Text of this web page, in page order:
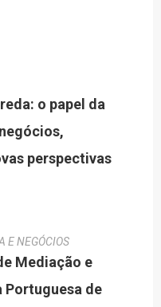
o papel da
perspectivas
E NEGÓCIOS
Mediação e
Portuguesa de